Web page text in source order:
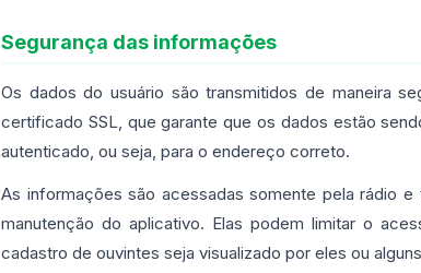
Segurança das informações
Os dados do usuário são transmitidos de maneira
certificado SSL, que garante que os dados estão
autenticado, ou seja, para o endereço correto.
As informações são acessadas somente pela rádio
manutenção do aplicativo. Elas podem limitar o
cadastro de ouvintes seja visualizado por eles ou